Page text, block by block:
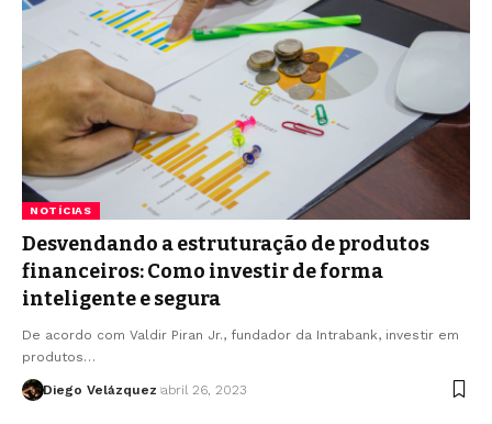
NOTÍCIAS
Desvendando a estruturação de produtos
financeiros: Como investir de forma
inteligente e segura
De acordo com Valdir Piran Jr., fundador da Intrabank, investir em
produtos…
Diego Velázquez abril 26, 2023